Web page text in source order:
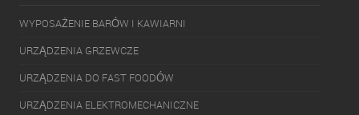
WYPOSAŻENIE BARÓW I KAWIARNI
URZĄDZENIA GRZEWCZE
URZĄDZENIA DO FAST FOODÓW
URZĄDZENIA ELEKTROMECHANICZNE